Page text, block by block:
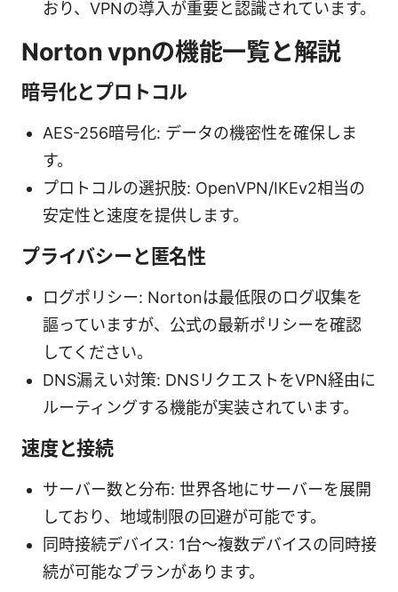
おり、VPNの導入が重要と認識されています。
Norton vpnの機能一覧と解説
暗号化とプロトコル
AES-256暗号化: データの機密性を確保しま
す。
プロトコルの選択肢: OpenVPN/IKEv2相当の
安定性と速度を提供します。
プライバシーと匿名性
ログポリシー: Nortonは最低限のログ収集を
謳っていますが、公式の最新ポリシーを確認
してください。
DNS漏えい対策: DNSリクエストをVPN経由に
ルーティングする機能が実装されています。
速度と接続
サーバー数と分布: 世界各地にサーバーを展開
しており、地域制限の回避が可能です。
同時接続デバイス: 1台～複数デバイスの同時接
続が可能なプランがあります。